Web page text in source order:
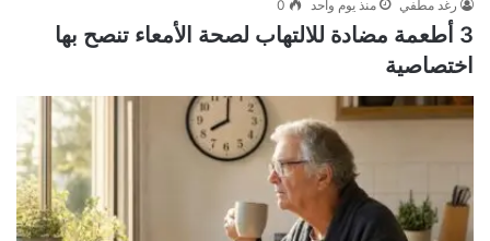
رغد مطفي منذ يوم واحد 0
3 أطعمة مضادة للالتهاب لصحة الأمعاء تنصح بها
اختصاصية